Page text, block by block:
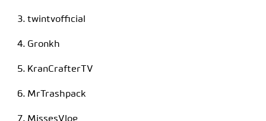
twintvofficial
Gronkh
KranCrafterTV
MrTrashpack
MissesVlog